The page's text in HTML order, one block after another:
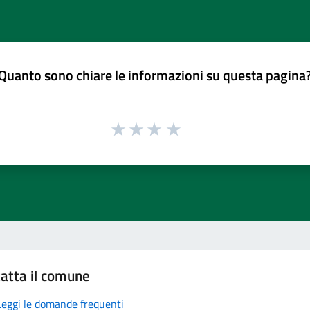
sono chiare le informazioni su questa
il comune
le domande frequenti